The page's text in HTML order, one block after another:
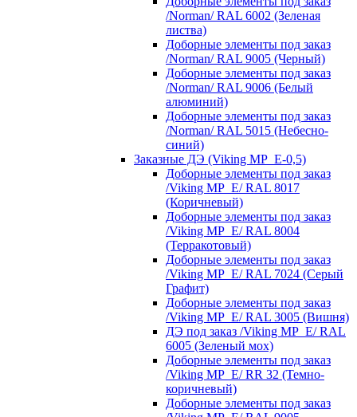
/Norman/ RAL 6002 (Зеленая
листва)
Доборные элементы под заказ
/Norman/ RAL 9005 (Черный)
Доборные элементы под заказ
/Norman/ RAL 9006 (Белый
алюминий)
Доборные элементы под заказ
/Norman/ RAL 5015 (Небесно-
синий)
Заказные ДЭ (Viking MP_E-0,5)
Доборные элементы под заказ
/Viking MP_E/ RAL 8017
(Коричневый)
Доборные элементы под заказ
/Viking MP_E/ RAL 8004
(Терракотовый)
Доборные элементы под заказ
/Viking MP_E/ RAL 7024 (Серый
Графит)
Доборные элементы под заказ
/Viking MP_E/ RAL 3005 (Вишня)
ДЭ под заказ /Viking MP_E/ RAL
6005 (Зеленый мох)
Доборные элементы под заказ
/Viking MP_E/ RR 32 (Темно-
коричневый)
Доборные элементы под заказ